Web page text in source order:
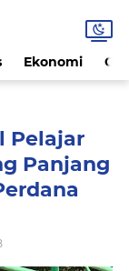
Ekonomi
Pelajar
Panjang